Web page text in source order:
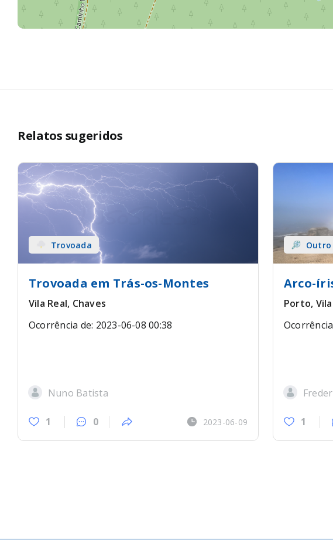
Relatos sugeridos
Trovoada
Trovoada em Trás-os-Montes
Vila Real, Chaves
Ocorrência de: 2023-06-08 00:38
Nuno Batista
1 0 2023-06-09
Arco-
Porto,
1